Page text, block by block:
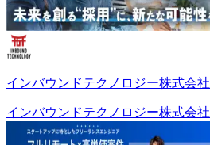
インバウンドテクノロジー株式会社
インバウンドテクノロジー株式会社